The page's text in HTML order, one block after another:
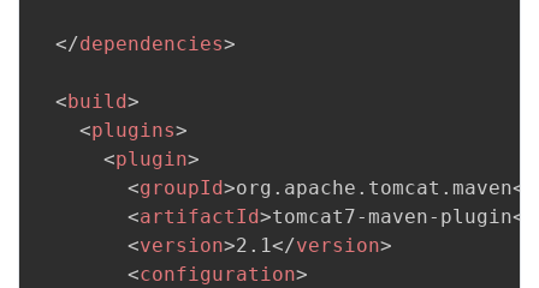
</dependencies>
< build>
<plugins>
<plugin>
<groupId>org.apache.tomcat.maven</
<artifactId>tomcat7-maven-plugin</
<version>2.1</version>
<configuration>